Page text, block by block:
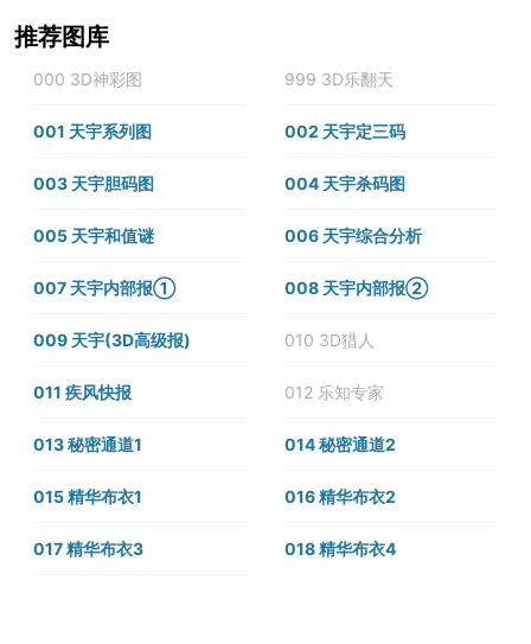
推荐图库
000 3D神彩图 999 3D乐翻天
001 天宇系列图 002 天宇定三码
003 天宇胆码图 004 天宇杀码图
005 天宇和值谜 006 天宇综合分析
007 天宇内部报① 008 天宇内部报②
009 天宇(3D高级报) 010 3D猎人
011 疾风快报 012 乐知专家
013 秘密通道1 014 秘密通道2
015 精华布衣1 016 精华布衣2
017 精华布衣3 018 精华布衣4